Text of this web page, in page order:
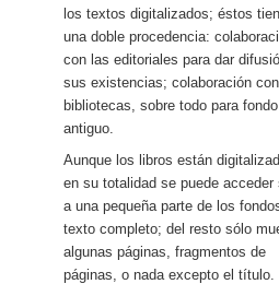
los textos digitalizados; éstos
una doble procedencia:
con las editoriales para dar
sus existencias; colaboración
bibliotecas, sobre todo para fondo
antiguo.
Aunque los libros están
en su totalidad se puede acceder
a una pequeña parte de los
texto completo; del resto sólo
algunas páginas, fragmentos de
páginas, o nada excepto el título.